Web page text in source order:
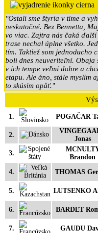
"Ostali sme štyria v tíme a
neskutočné. Bez Bennetta,
vo viac. Zajtra nás čaká ďalší
trase nechal úplne všetko.
tím. Taktiež som jednoducho
boli dnes neuveriteľní. Obaja
v ich tempe veľmi dobre a
etapu. Ale áno, stále myslím
to skúsim opäť."
1. POGAČAR
2.
Jonas
3.
Brandon
4. THOMAS
5. LUTSENKO
6. BARDET
7. GAUDU